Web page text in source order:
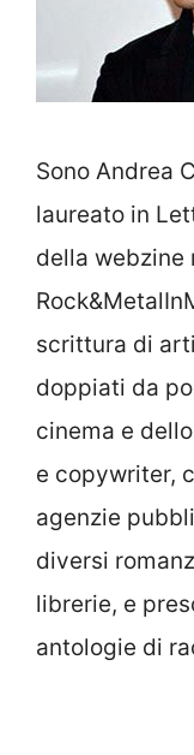
Sono Andrea
laureato in
della webzine
scrittura di
doppiati da
cinema e
e copywriter,
agenzie
diversi
librerie, e
antologie di